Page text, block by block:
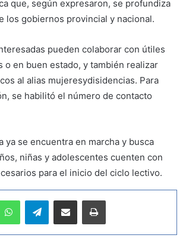
que, según expresaron, se profundiza
los gobiernos provincial y nacional.
pueden colaborar con útiles
o en buen estado, y también realizar
al alias mujeresydisidencias. Para
se habilitó el número de contacto
ya se encuentra en marcha y busca
niñas y adolescentes cuenten con
para el inicio del ciclo lectivo.
Telegram